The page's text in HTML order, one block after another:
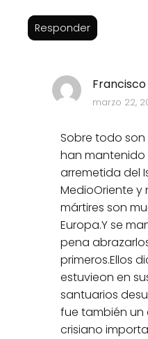
Responder
Francisco
marzo 22,
Sobre todo son
han mantenido
arremetida del
MedioOriente y
mártires son
Europa.Y se
pena
primeros.Ellos
estuvieon en
santuarios
fue también un
crisiano